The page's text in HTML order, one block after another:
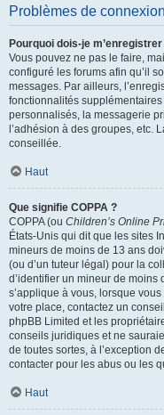
Problèmes de
Pourquoi dois-je m’enregistrer
Vous pouvez ne pas le faire,
configuré les forums afin qu’il
messages. Par ailleurs,
fonctionnalités
personnalisés, la messagerie
l’adhésion à des groupes, etc.
conseillée.
Haut
Que signifie COPPA ?
COPPA (ou Children’s Online
États-Unis qui dit que les sites
mineurs de moins de 13 ans
(ou d’un tuteur légal) pour la
d’identifier un mineur de moins
s’applique à vous, lorsque
votre place, contactez un
phpBB Limited et les
conseils juridiques et ne
de toutes sortes, à l’exception
contacter pour les abus ou les
Haut